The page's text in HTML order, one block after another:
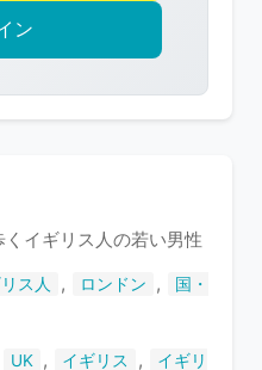
ン
イギリス人の若い男性
ス人 , ロンドン ,
国・
UK , イギリス ,
イギリ